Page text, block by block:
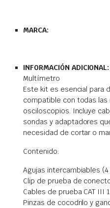
MARCA:
INFORMACIÓN ADICIONAL:
Multímetro
Este kit es esencial para
compatible con todas
osciloscopios. Incluye
sondas y adaptadores
necesidad de cortar o
Contenido:
Agujas intercambiables
Clip de prueba de
Cables de prueba CAT III
Pinzas de cocodrilo y